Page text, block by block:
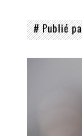
# Publié